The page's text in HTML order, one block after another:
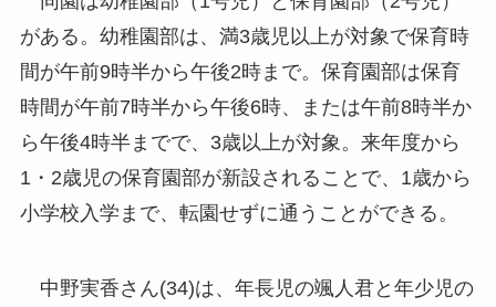
がある。幼稚園部は、満3歳児以上が対象で保育時
間が午前9時半から午後2時まで。保育園部は保育
時間が午前7時半から午後6時、または午前8時半か
ら午後4時半までで、3歳以上が対象。来年度から
1・2歳児の保育園部が新設されることで、1歳から
小学校入学まで、転園せずに通うことができる。
中野実香さん(34)は、年長児の颯人君と年少児の